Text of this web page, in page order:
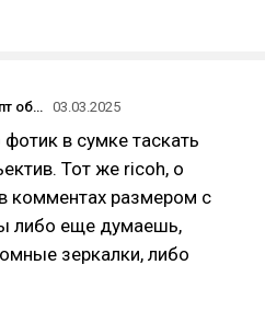
Xiaomi показала концепт объектива, который крепится к задней части смартфона 03.03.2025
в сумке таскать
Тот же ricoh, о
комментах размером с
либо еще думаешь,
зеркалки, либо